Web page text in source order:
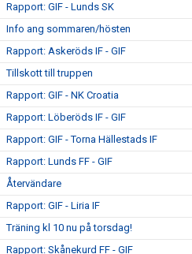
Rapport: GIF - Lunds SK
Info ang sommaren/hösten
Rapport: Askeröds IF - GIF
Tillskott till truppen
Rapport: GIF - NK Croatia
Rapport: Löberöds IF - GIF
Rapport: GIF - Torna Hällestads IF
Rapport: Lunds FF - GIF
Återvändare
Rapport: GIF - Liria IF
Träning kl 10 nu på torsdag!
Rapport: Skånekurd FF - GIF